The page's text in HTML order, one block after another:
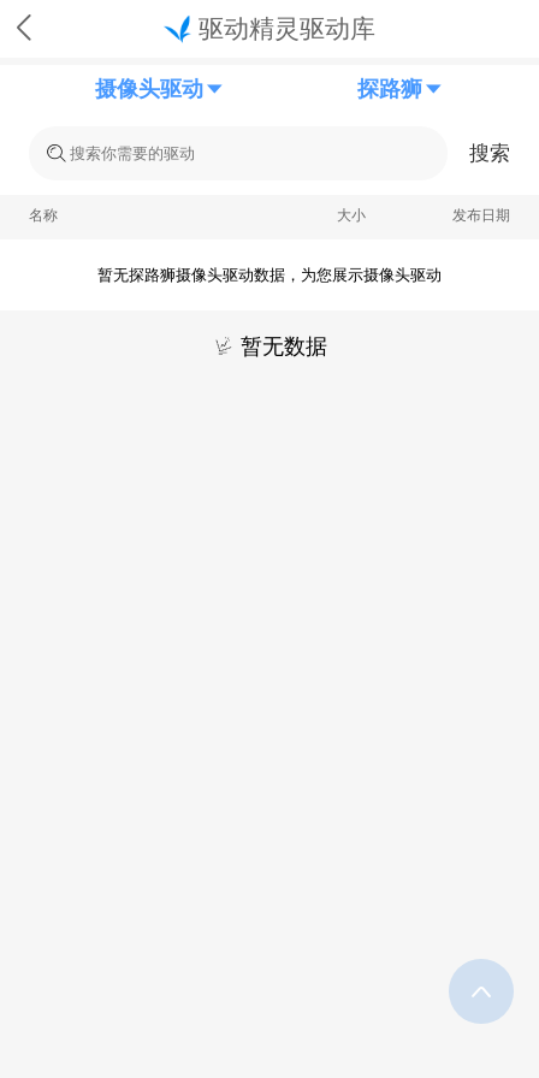
驱动精灵驱动库
摄像头驱动 探路狮
搜索
名称 大小 发布日期
暂无探路狮摄像头驱动数据，为您展示摄像头驱动
暂无数据